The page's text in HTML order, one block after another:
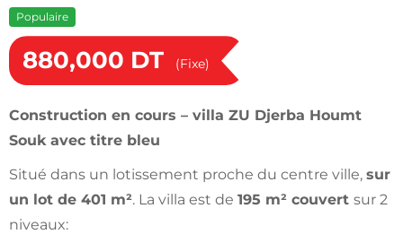
Populaire
880,000 DT (Fixe)
Construction en cours – villa ZU Djerba Houmt
Souk avec titre bleu
Situé dans un lotissement proche du centre ville, sur
un lot de 401 m². La villa est de 195 m² couvert sur 2
niveaux: